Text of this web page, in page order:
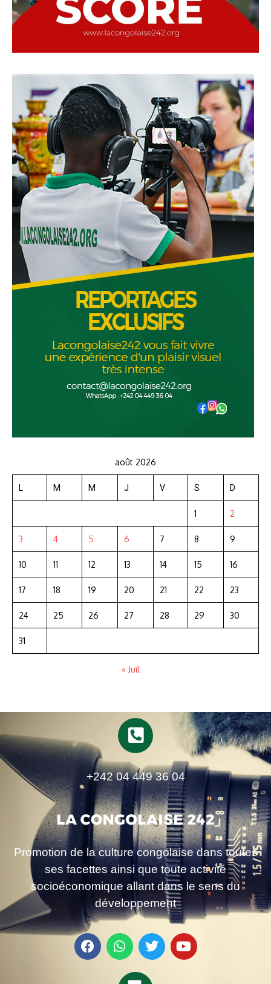
août 2026
L M M J V S D
1 2
3 4 5 6 7 8 9
10 11 12 13 14 15 16
17 18 19 20 21 22 23
24 25 26 27 28 29 30
31
« Juil
+242 04 449 36 04
Promotion de la culture congolaise dans toutes
ses facettes ainsi que toute activité
socioéconomique allant dans le sens du
développement